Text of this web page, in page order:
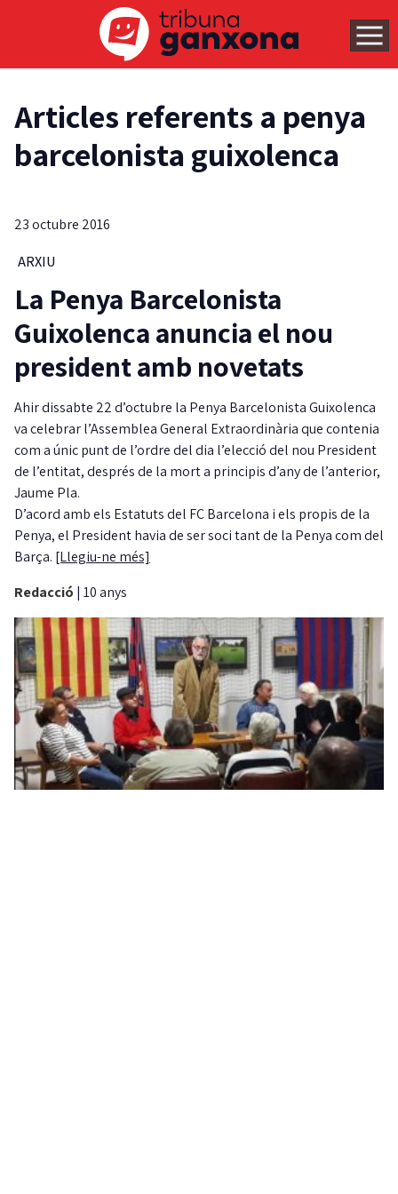
Articles referents a penya
barcelonista guixolenca
23 octubre 2016
ARXIU
La Penya Barcelonista
Guixolenca anuncia el nou
president amb novetats
Ahir dissabte 22 d’octubre la Penya Barcelonista Guixolenca
va celebrar l’Assemblea General Extraordinària que contenia
com a únic punt de l’ordre del dia l’elecció del nou President
de l’entitat, després de la mort a principis d’any de l’anterior,
Jaume Pla.
D’acord amb els Estatuts del FC Barcelona i els propis de la
Penya, el President havia de ser soci tant de la Penya com del
Barça. [Llegiu-ne més]
Redacció | 10 anys